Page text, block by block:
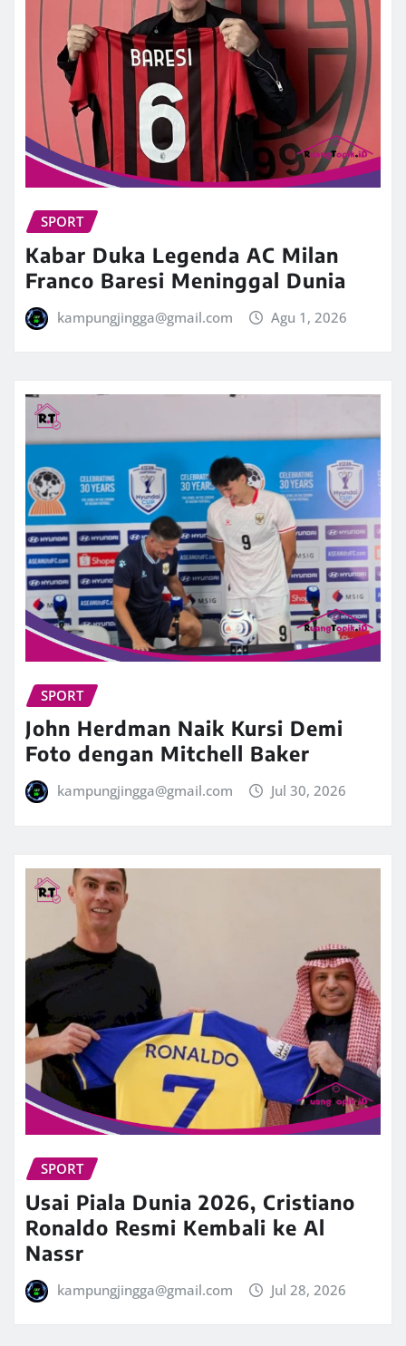
SPORT
Kabar Duka Legenda AC Milan
Franco Baresi Meninggal Dunia
kampungjingga@gmail.com Agu 1, 2026
SPORT
John Herdman Naik Kursi Demi
Foto dengan Mitchell Baker
kampungjingga@gmail.com Jul 30, 2026
SPORT
Usai Piala Dunia 2026, Cristiano
Ronaldo Resmi Kembali ke Al
Nassr
kampungjingga@gmail.com Jul 28, 2026